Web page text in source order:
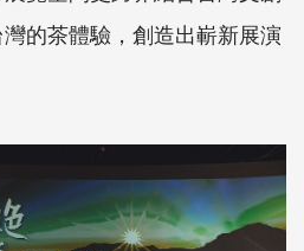
的茶體驗，創造出嶄新展演